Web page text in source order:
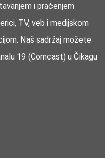
i praćenjem
TV, veb i medijskom
Naš sadržaj možete
19 (Comcast) u Čikagu